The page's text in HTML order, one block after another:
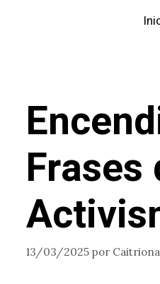
Frases
13/03/2025 por Caitriona